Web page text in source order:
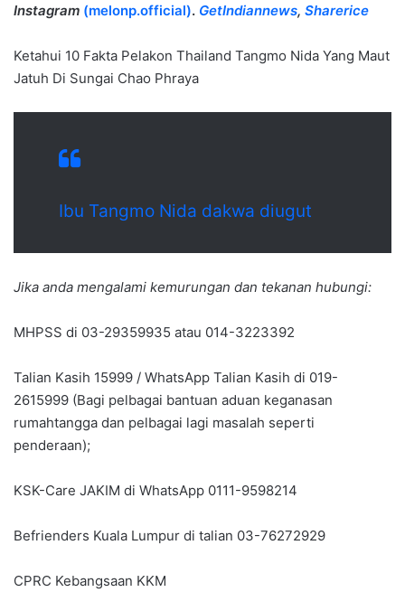
Instagram (melonp.official). GetIndiannews, Sharerice
Ketahui 10 Fakta Pelakon Thailand Tangmo Nida Yang Maut
Jatuh Di Sungai Chao Phraya
Ibu Tangmo Nida dakwa diugut
Jika anda mengalami kemurungan dan tekanan hubungi:
MHPSS di 03-29359935 atau 014-3223392
Talian Kasih 15999 / WhatsApp Talian Kasih di 019-
2615999 (Bagi pelbagai bantuan aduan keganasan
rumahtangga dan pelbagai lagi masalah seperti
penderaan);
KSK-Care JAKIM di WhatsApp 0111-9598214
Befrienders Kuala Lumpur di talian 03-76272929
CPRC Kebangsaan KKM